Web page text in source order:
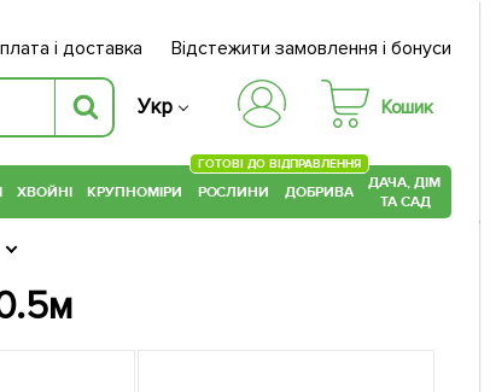
і доставка Відстежити замовлення і бонуси
Укр Кошик
ХВОЙНІ КРУПНОМІРИ РОСЛИНИ
ГОТОВІ ДО ВІДПРАВЛЕННЯ
ДОБРИВА
ДАЧА, ДІМ
ТА САД